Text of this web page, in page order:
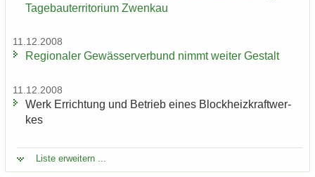
Ta­ge­bau­ter­ri­to­ri­um Zwenkau
11.12.2008
Re­gio­na­ler Ge­wäs­ser­ver­bund nimmt wei­ter Ge­stalt
11.12.2008
Werk Er­rich­tung und Be­trieb eines Block­heiz­kraft­wer­
kes
Liste er­wei­tern ...